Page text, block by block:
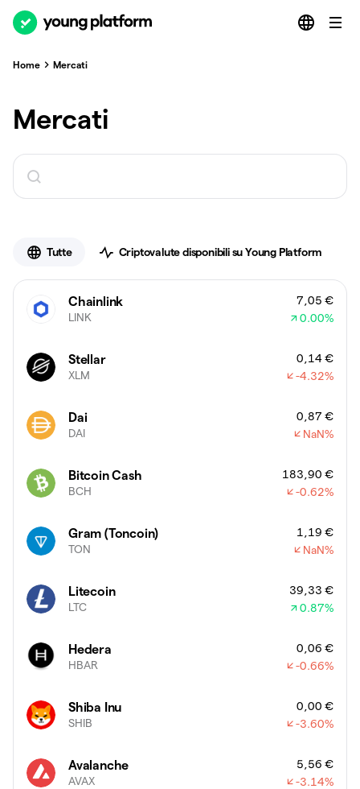
Home Mercati
Mercati
Tutte Criptovalute disponibili su Young Platform
Chainlink
LINK
7,05 €
0.00%
Stellar
XLM
0,14 €
-4.32%
Dai
DAI
0,87 €
NaN%
Bitcoin Cash
BCH
183,90 €
-0.62%
Gram (Toncoin)
TON
1,19 €
NaN%
Litecoin
LTC
39,33 €
0.87%
Hedera
HBAR
0,06 €
-0.66%
Shiba Inu
SHIB
0,00 €
-3.60%
Avalanche
AVAX
5,56 €
-3.14%